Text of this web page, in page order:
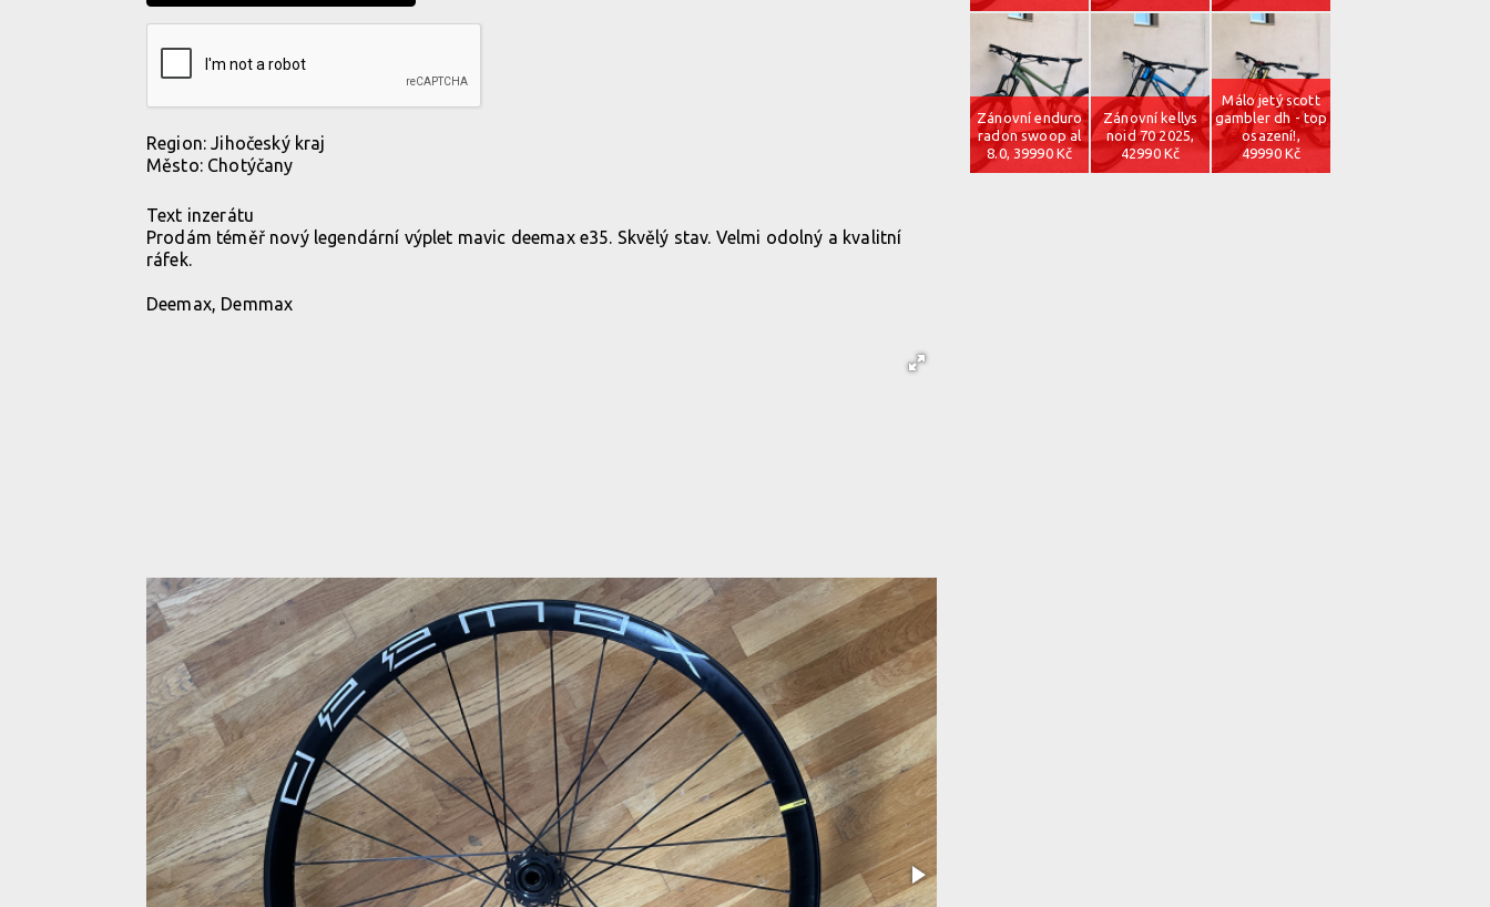
Region:Jihočeský kraj
Město: Chotýčany
Text inzerátu
Prodám téměř nový legendární výplet mavic deemax e35. Skvělý stav. Velmi odolný a kvalitní
ráfek.
Deemax, Demmax
Zánovní enduro
radon swoop al
8.0, 39990 Kč
Zánovní kellys
noid 70 2025,
42990 Kč
Málo jetý scott
gambler dh - top
osazení!,
49990 Kč